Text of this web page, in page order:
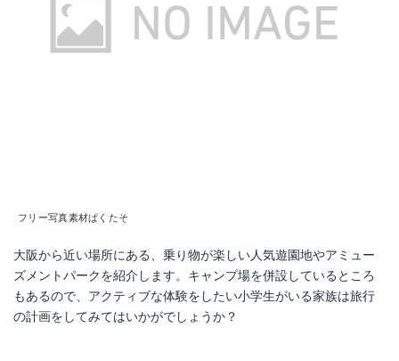
フリー写真素材ぱくたそ
大阪から近い場所にある、乗り物が楽しい人気遊園地やアミュー
ズメントパークを紹介します。キャンプ場を併設しているところ
もあるので、アクティブな体験をしたい小学生がいる家族は旅行
の計画をしてみてはいかがでしょうか？